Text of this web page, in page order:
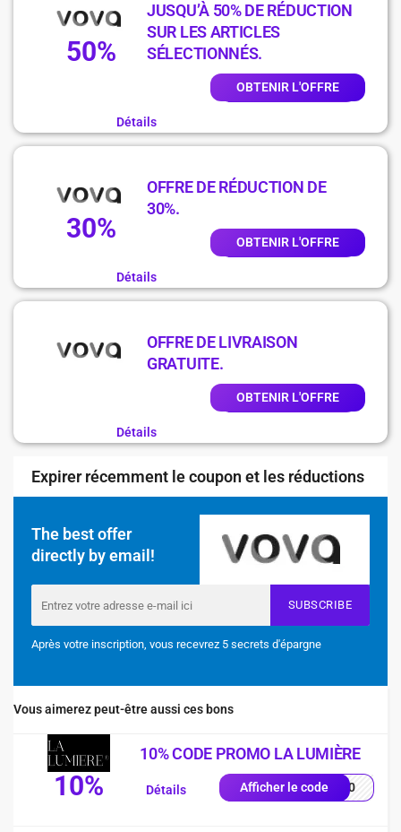
50%
JUSQU’À 50% DE RÉDUCTION
SUR LES ARTICLES
SÉLECTIONNÉS.
OBTENIR L'OFFRE
Détails
30%
OFFRE DE RÉDUCTION DE
30%.
OBTENIR L'OFFRE
Détails
OFFRE DE LIVRAISON
GRATUITE.
OBTENIR L'OFFRE
Détails
Expirer récemment le coupon et les réductions
The best offer
directly by email!
SUBSCRIBE
Après votre inscription, vous recevrez 5 secrets d'épargne
Vous aimerez peut-être aussi ces bons
10%
10% CODE PROMO LA LUMIÈRE
Afficher le codeYS10
Détails